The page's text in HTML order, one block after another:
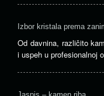
Izbor kristala prema
Od davnina, različito
i uspeh u profesionalnoj